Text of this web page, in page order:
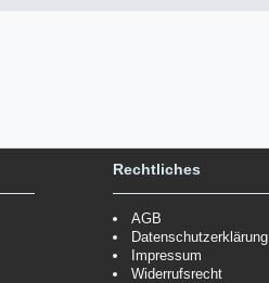
Rechtliches
AGB
Datenschutzerklärung
Impressum
Widerrufsrecht